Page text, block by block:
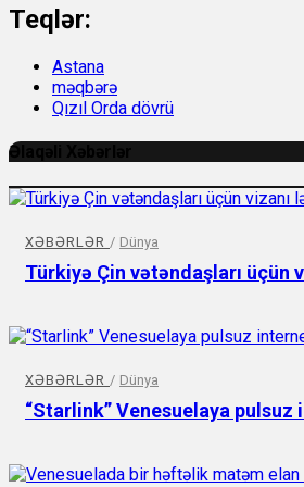
Teqlər:
Astana
məqbərə
Qızıl Orda dövrü
Əlaqəli Xəbərlər
XƏBƏRLƏR / Dünya
Türkiyə Çin vətəndaşları üçün
XƏBƏRLƏR / Dünya
“Starlink” Venesuelaya